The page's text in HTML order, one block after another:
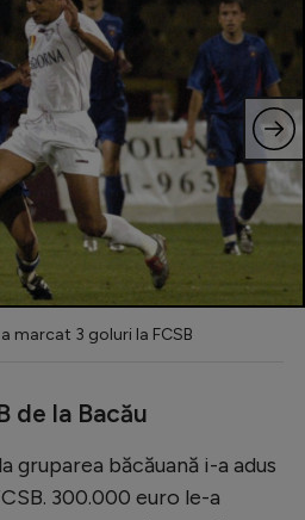
a marcat 3 goluri la FCSB
de la Bacău
gruparea băcăuană i-a adus
300.000 euro le-a